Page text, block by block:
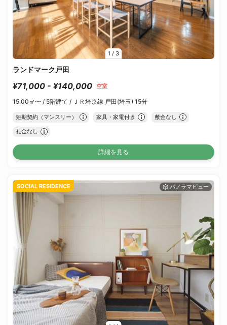
1 / 3
ランドマーク戸田
¥71,000 - ¥140,000 空室
15.00㎡〜 / 5階建て / ＪＲ埼京線 戸田(埼玉) 15分
短期契約（マンスリー） 家具・家電付き 敷金なし
礼金なし
詳細を見る
SOCIAL RESIDENCE